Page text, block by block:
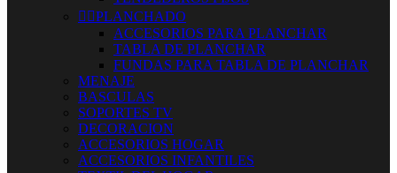
 PLANCHADO
ACCESORIOS PARA PLANCHAR
TABLA DE PLANCHAR
FUNDAS PARA TABLA DE PLANCHAR
MENAJE
BASCULAS
SOPORTES TV
DECORACION
ACCESORIOS HOGAR
ACCESORIOS INFANTILES